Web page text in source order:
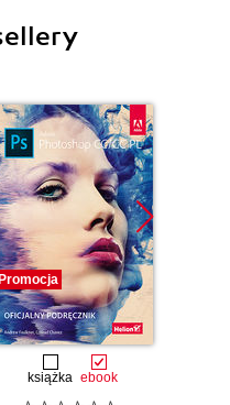
Promocja
książka ebook